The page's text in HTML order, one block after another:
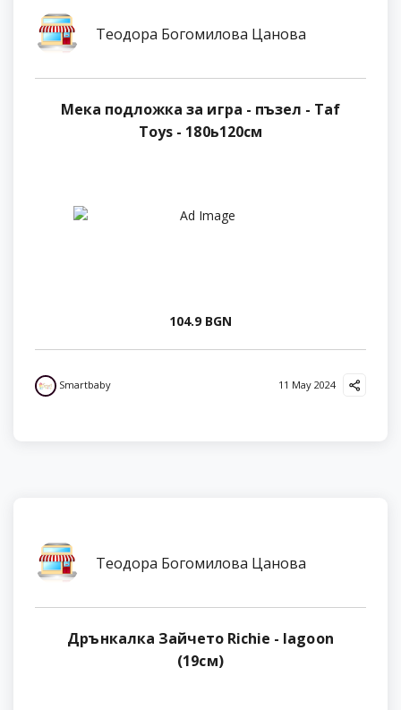
Теодора Богомилова Цанова
Мека подложка за игра - пъзел - Taf
Toys - 180ь120см
104.9 BGN
Smartbaby 11 May 2024
Теодора Богомилова Цанова
Дрънкалка Зайчето Richie - lagoon
(19см)